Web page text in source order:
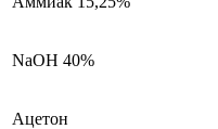
NaOH 40%
Ацетон